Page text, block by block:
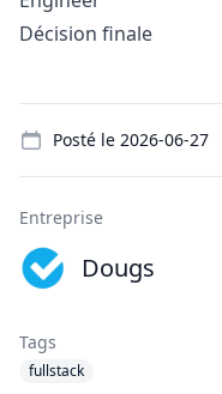
Décision finale
Posté le 2026-06-27
Entreprise
Dougs
Tags
fullstack